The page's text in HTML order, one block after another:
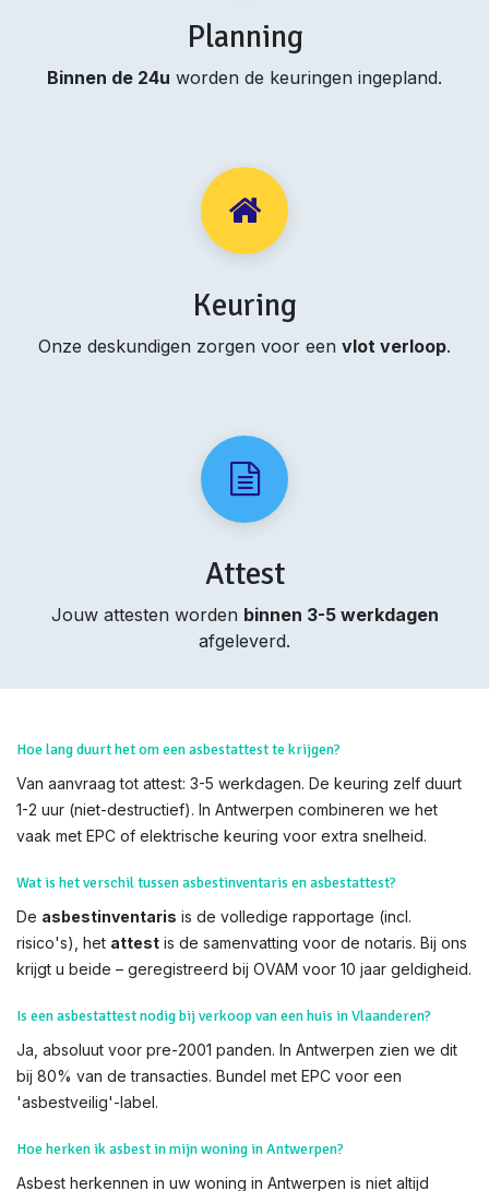
Planning
Binnen de 24u worden de keuringen ingepland.
Keuring
Onze deskundigen zorgen voor een vlot verloop.
Attest
Jouw attesten worden binnen 3-5 werkdagen
afgeleverd.
Hoe lang duurt het om een asbestattest te krijgen?
Van aanvraag tot attest: 3-5 werkdagen. De keuring zelf duurt
1-2 uur (niet-destructief). In Antwerpen combineren we het
vaak met EPC of elektrische keuring voor extra snelheid.
Wat is het verschil tussen asbestinventaris en asbestattest?
De asbestinventaris is de volledige rapportage (incl.
risico's), het attest is de samenvatting voor de notaris. Bij ons
krijgt u beide – geregistreerd bij OVAM voor 10 jaar geldigheid.
Is een asbestattest nodig bij verkoop van een huis in Vlaanderen?
Ja, absoluut voor pre-2001 panden. In Antwerpen zien we dit
bij 80% van de transacties. Bundel met EPC voor een
'asbestveilig'-label.
Hoe herken ik asbest in mijn woning in Antwerpen?
Asbest herkennen in uw woning in Antwerpen is niet altijd